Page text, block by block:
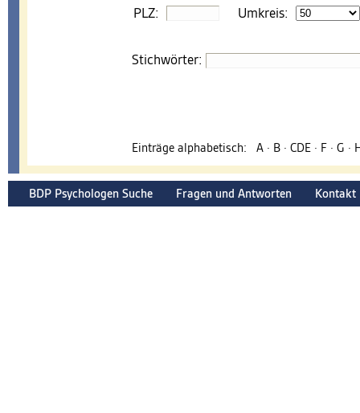
PLZ: Umkreis:
Stichwörter:
Einträge alphabetisch: A· B· CDE· F· G ·
BDP Psychologen Suche Fragen und Antworten Kontakt